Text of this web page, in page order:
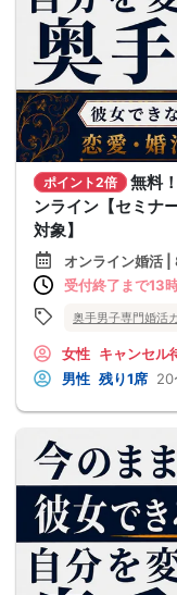
ポイント2倍
無料
ンライン【セミナ
対象】
オンライン婚活
受付終了まで13
奥手男子専門婚活
女性 キャンセル
男性 残り1席 20